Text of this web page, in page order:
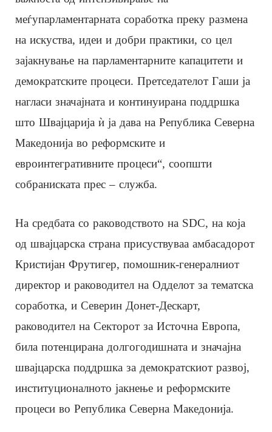
меѓупарламентарната соработка преку размена
на искуства, идеи и добри практики, со цел
зајакнување на парламентарните капацитети и
демократските процеси. Претседателот Гаши ја
нагласи значајната и континуирана поддршка
што Швајцарија ѝ ја дава на Република Северна
Македонија во реформските и
евроинтегративните процеси“, соопшти
собраниската прес – служба.
На средбата со раководството на SDC, на која
од швајцарска страна присуствуваа амбасадорот
Кристијан Фрутигер, помошник-генералниот
директор и раководител на Одделот за тематска
соработка, и Северин Донет-Дескарт,
раководител на Секторот за Источна Европа,
била потенцирана долгогодишната и значајна
швајцарска поддршка за демократскиот развој,
институционалното јакнење и реформските
процеси во Република Северна Македонија.